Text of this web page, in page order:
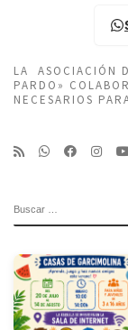
LA ASOCIACIÓN
PARDO»
NECESARIOS